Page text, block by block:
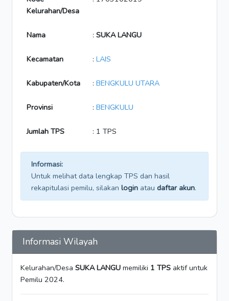
Kelurahan/Desa
Nama : SUKA LANGU
Kecamatan : LAIS
Kabupaten/Kota : BENGKULU UTARA
Provinsi : BENGKULU
Jumlah TPS : 1 TPS
Informasi:
Untuk melihat data lengkap TPS dan hasil
rekapitulasi pemilu, silakan login atau daftar akun.
Informasi Wilayah
Kelurahan/Desa SUKA LANGU memiliki 1 TPS aktif untuk
Pemilu 2024.